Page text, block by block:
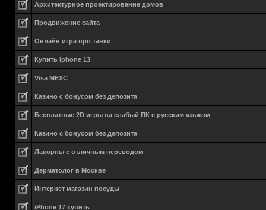
Aрхитектурное проектирование домов
Продвижение сайта
Онлайн игра про танки
Купить iphone 13
Visa MEXC
Казино с бонусом без депозита
Бесплатные 2D игры на слабый ПК с русским языком
Казино с бонусом без депозита
Лакорны с отличным переводом
Дерматолог в Москве
Интернет магазин посуды
iPhone 17 купить